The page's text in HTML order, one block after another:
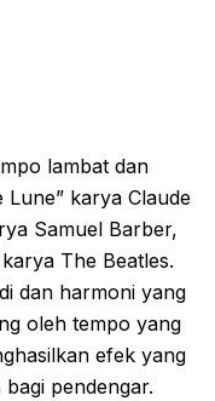
lambat dan
Lune” karya Claude
Samuel Barber,
The Beatles.
dan harmoni yang
oleh tempo yang
efek yang
pendengar.